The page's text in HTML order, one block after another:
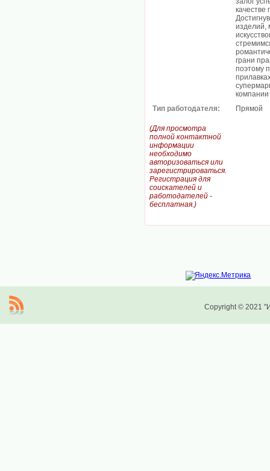
качестве
изделий,
грани
поэтому
Тип работодателя:
Прямой
(Для просмотра
полной контактной
информации
необходимо
авторизоваться или
зарегистрироваться.
Регистрация для
соискателей и
работодателей -
бесплатная.)
Copyright © 2021